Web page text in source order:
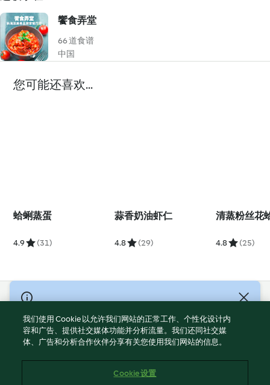
饗食弄堂
66 道食谱
中国
您可能还喜欢...
蛤蜊蒸蛋
4.9 (31)
蒜香奶油虾仁
4.8 (29)
清蒸粉丝花
4.8 (25)
© Copyright 2021-2023 福维克信息科技(上海)有限公司 版权所有
2026
使用规定
我们使用 Cookie 以允许我们网站的正常工作、个性化设计内
容和广告、提供社交媒体功能并分析流量。我们还同社交媒
体、广告和分析合作伙伴分享有关您使用我们网站的信息。
Cookie 设置